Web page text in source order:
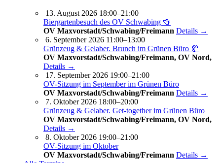
13. August 2026 18:00–21:00
Biergartenbesuch des OV Schwabing 🍻
OV Maxvorstadt/Schwabing/Freimann Details →
6. September 2026 11:00–13:00
Grünzeug & Gelaber. Brunch im Grünen Büro 🥐
OV Maxvorstadt/Schwabing/Freimann, OV Nord,
Details →
17. September 2026 19:00–21:00
OV-Sitzung im September im Grünen Büro
OV Maxvorstadt/Schwabing/Freimann Details →
7. Oktober 2026 18:00–20:00
Grünzeug & Gelaber. Get-to­ge­ther im Grünen Büro
OV Maxvorstadt/Schwabing/Freimann, OV Nord,
Details →
8. Oktober 2026 19:00–21:00
OV-Sitzung im Oktober
OV Maxvorstadt/Schwabing/Freimann Details →